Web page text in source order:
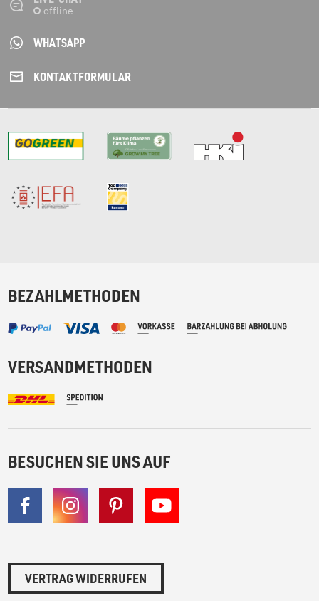
WHATSAPP
KONTAKT­FORMULAR
BEZAHLMETHODEN
VERSANDMETHODEN
BESUCHEN SIE UNS AUF
VERTRAG WIDERRUFEN